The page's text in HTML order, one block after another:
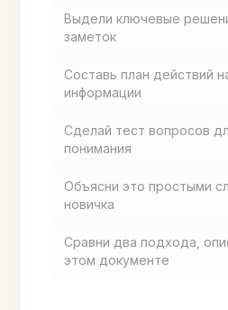
Выдели ключевые
заметок
Составь план действий
информации
Сделай тест вопросов
понимания
Объясни это простыми
новичка
Сравни два подхода,
этом документе